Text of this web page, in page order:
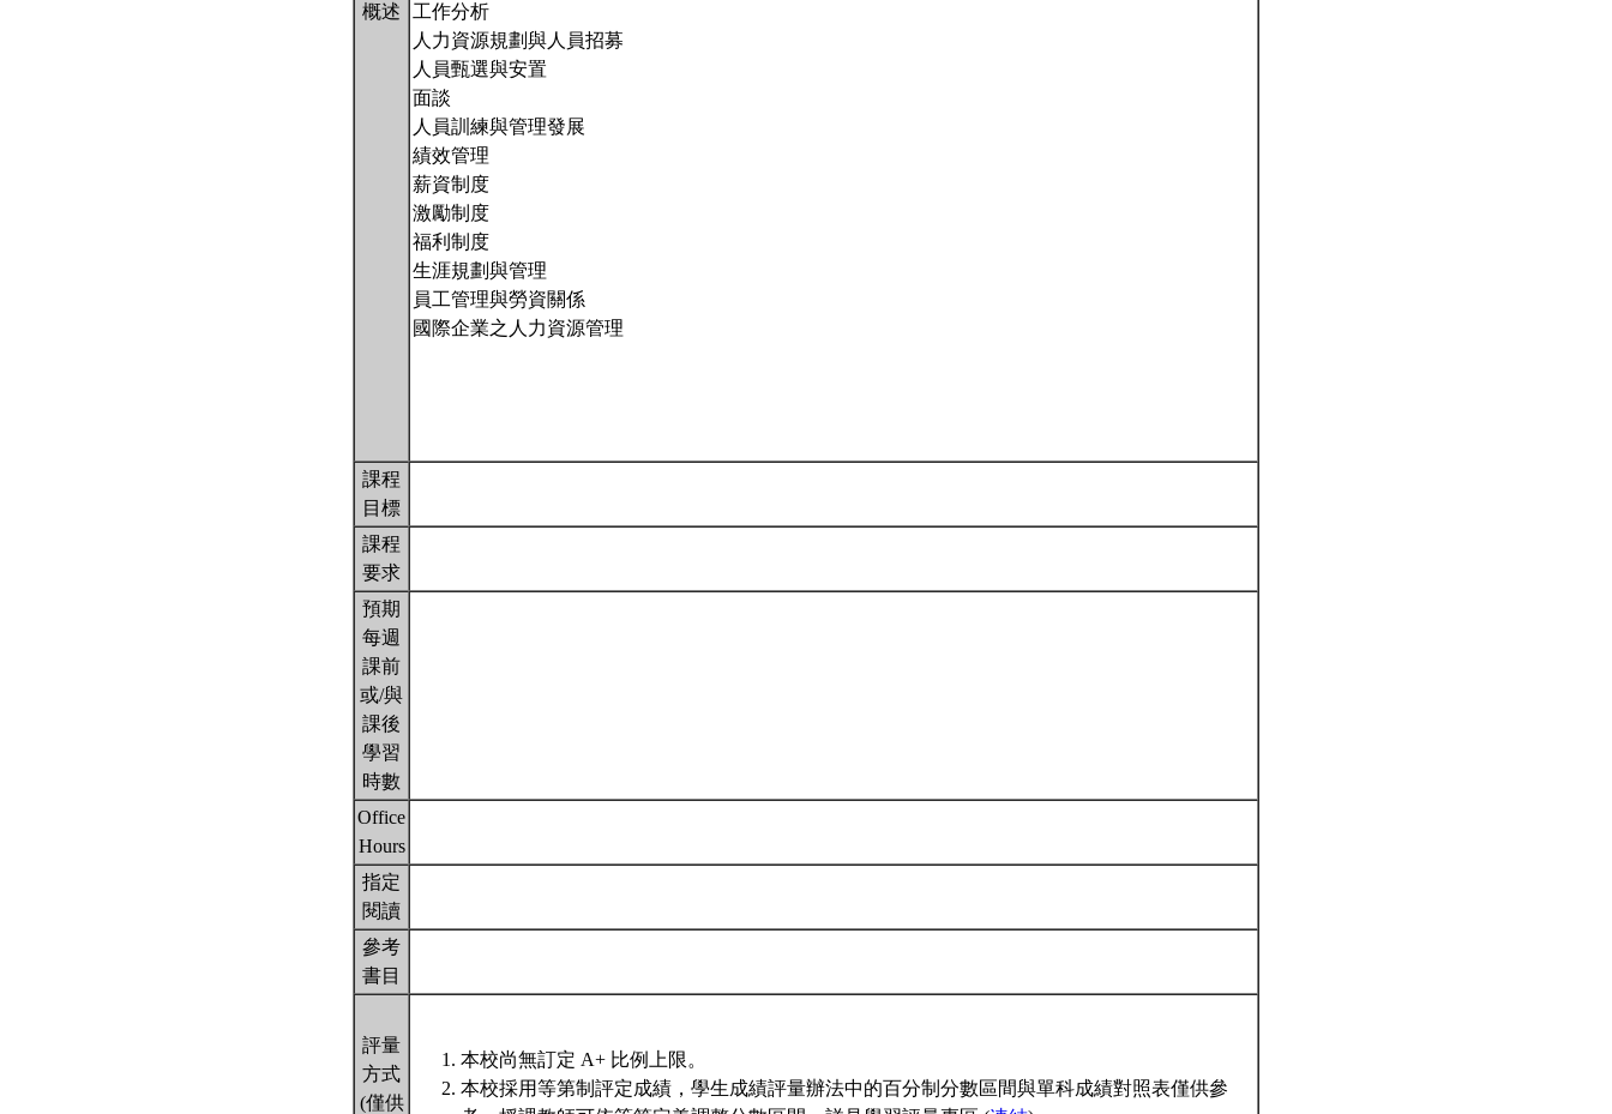
概述
工作分析
人力資源規劃與人員招募
人員甄選與安置
面談
人員訓練與管理發展
績效管理
薪資制度
激勵制度
福利制度
生涯規劃與管理
員工管理與勞資關係
國際企業之人力資源管理
課程
目標
課程
要求
預期
每週
課前
或/與
課後
學習
時數
Office
Hours
指定
閱讀
參考
書目
評量
方式
(僅供
本校尚無訂定 A+ 比例上限。
本校採用等第制評定成績，學生成績評量辦法中的百分制分數區間與單科成績對照表僅供參